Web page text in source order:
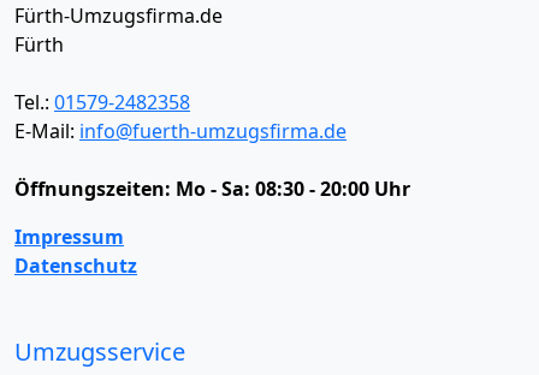
Fürth-Umzugsfirma.de
Fürth
Tel.: 01579-2482358
E-Mail: info@fuerth-umzugsfirma.de
Öffnungszeiten: Mo - Sa: 08:30 - 20:00 Uhr
Impressum
Datenschutz
Umzugsservice